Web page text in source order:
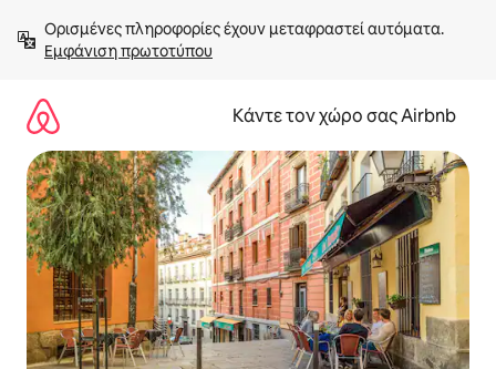
στο
περιεχόμενοΕμφάνιση πρωτοτύπου
Κάντε τον χώρο σας Airbnb